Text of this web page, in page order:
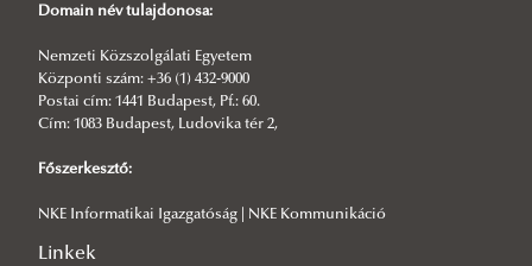
Civilisztika I. BA
Civilisztika II. BA
Záróvizsga
2024
2023
2021
2020
2019
Domain név tulajdonosa:
Nemzeti Közszolgálati Egyetem
Központi szám: +36 (1) 432-9000
Postai cím: 1441 Budapest, Pf.: 60.
Cím: 1083 Budapest, Ludovika tér 2,
Főszerkesztő:
NKE Informatikai Igazgatóság | NKE Kommunikáció
Linkek